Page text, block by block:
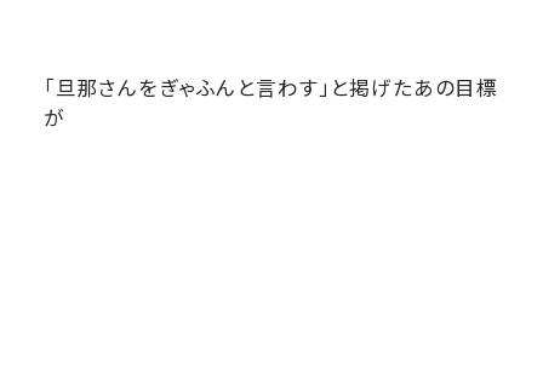
「旦那さんをぎゃふんと言わす」と掲げたあの目標
が